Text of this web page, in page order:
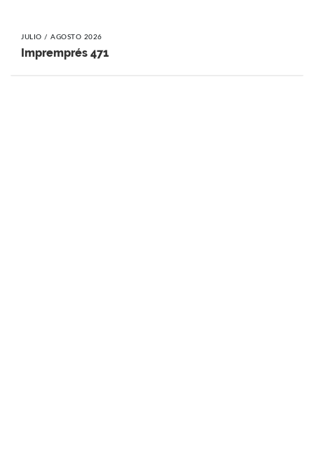
JULIO / AGOSTO 2026
Impremprés 471